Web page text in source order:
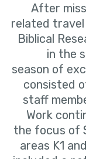
After
related
Biblical
in the
season of
consisted
staff
Work
the focus of
areas K1